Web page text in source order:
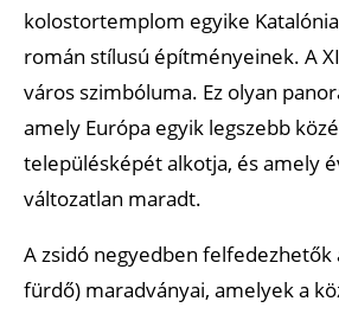
kolostortemplom egyike
román stílusú építményeinek. A
város szimbóluma. Ez olyan
amely Európa egyik legszebb
településképét alkotja, és amely
változatlan maradt.
A zsidó negyedben
fürdő) maradványai, amelyek a